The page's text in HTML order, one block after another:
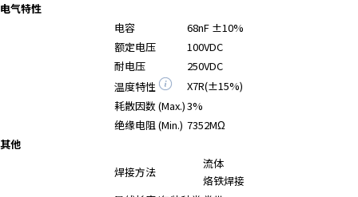
电气特性
电容
68nF ±10%
额定电压
100VDC
耐电压
250VDC
温度特性
X7R(±15%)
耗散因数 (Max.)3%
绝缘电阻 (Min.) 7352MΩ
其他
焊接方法
流体
烙铁焊接